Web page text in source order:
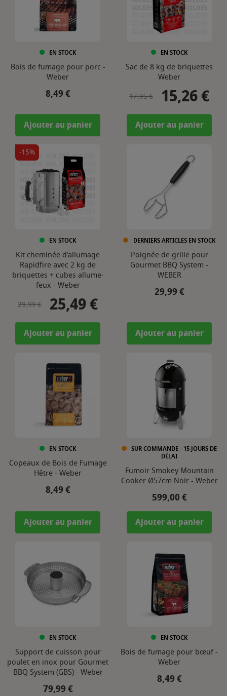
EN STOCK
Bois de fumage pour porc -
Weber
Prix
8,49 €
Ajouter au panier
EN STOCK
Sac de 8 kg de briquettes
Weber
Prix de base
17,95 € Prix
15,26 €
Ajouter au panier
-15%
EN STOCK
Kit cheminée d'allumage
Rapidfire avec 2 kg de
briquettes + cubes allume-
feux - Weber
Prix de base
29,99 € Prix
25,49 €
Ajouter au panier
DERNIERS ARTICLES EN STOCK
Poignée de grille pour
Gourmet BBQ System -
WEBER
Prix
29,99 €
Ajouter au panier
EN STOCK
Copeaux de Bois de Fumage
Hêtre - Weber
Prix
8,49 €
Ajouter au panier
SUR COMMANDE - 15 JOURS DE
DÉLAI
Fumoir Smokey Mountain
Cooker Ø57cm Noir - Weber
Prix
599,00 €
Ajouter au panier
EN STOCK
Support de cuisson pour
poulet en inox pour Gourmet
BBQ System (GBS) - Weber
Prix
79,99 €
EN STOCK
Bois de fumage pour bœuf -
Weber
Prix
8,49 €